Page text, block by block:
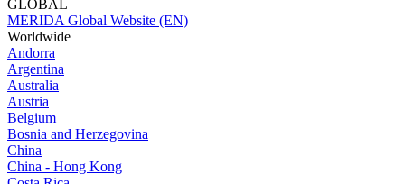
GLOBAL
MERIDA Global Website (EN)
Worldwide
Andorra
Argentina
Australia
Austria
Belgium
Bosnia and Herzegovina
China
China - Hong Kong